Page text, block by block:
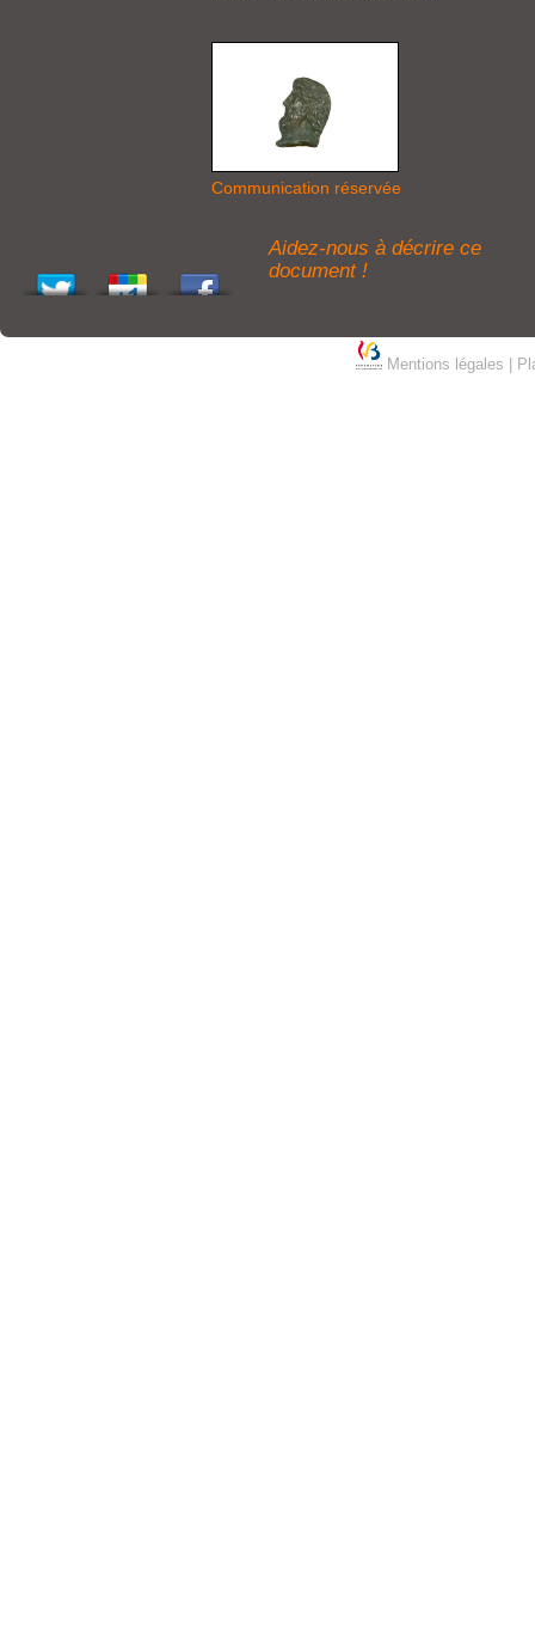
Communication réservée
Aidez-nous à décrire ce
document !
Mentions légales